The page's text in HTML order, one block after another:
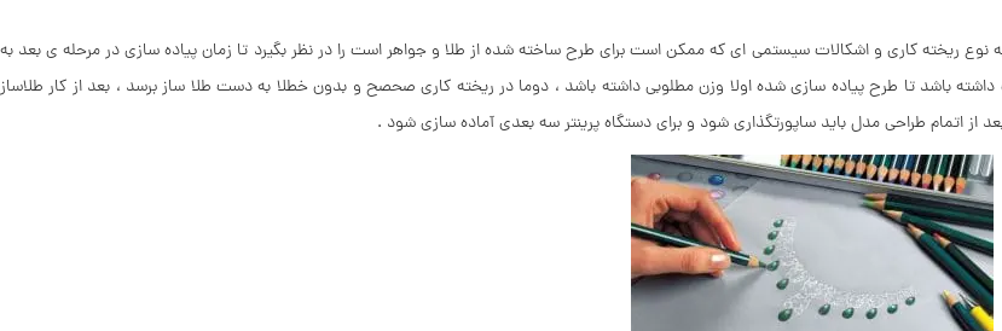
نوع ریخته کاری و اشکالات سیستمی ای که ممکن است برای طرح ساخته شده از طلا و جواهر است را در نظر بگیرد تا زمان پیاده سازی در مرحله ی بعد به
باشد تا طرح پیاده سازی شده اولا وزن مطلوبی داشته باشد ، دوما در ریخته کاری صحصح و بدون خطلا به دست طلا ساز برسد ، بعد از کار طلاساز
از اتمام طراحی مدل باید ساپورتگذاری شود و برای دستگاه پرینتر سه بعدی آماده سازی شود .